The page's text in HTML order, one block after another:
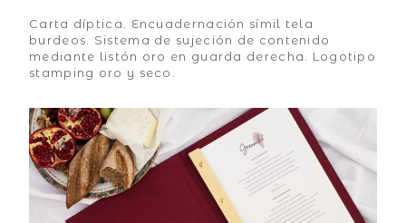
Carta díptica. Encuadernación símil tela
burdeos. Sistema de sujeción de contenido
mediante listón oro en guarda derecha. Logotipo
stamping oro y seco.